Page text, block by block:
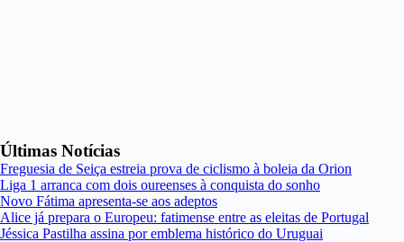
Últimas Notícias
Freguesia de Seiça estreia prova de ciclismo à boleia da Orion
Liga 1 arranca com dois oureenses à conquista do sonho
Novo Fátima apresenta-se aos adeptos
Alice já prepara o Europeu: fatimense entre as eleitas de Portugal
Jéssica Pastilha assina por emblema histórico do Uruguai